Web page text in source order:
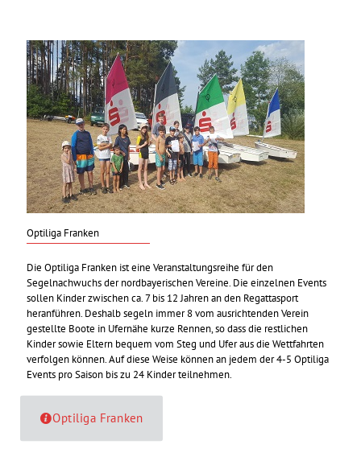
Optiliga Franken
Die Optiliga Franken ist eine Veranstaltungsreihe für den
Segelnachwuchs der nordbayerischen Vereine. Die einzelnen Events
sollen Kinder zwischen ca. 7 bis 12 Jahren an den Regattasport
heranführen. Deshalb segeln immer 8 vom ausrichtenden Verein
gestellte Boote in Ufernähe kurze Rennen, so dass die restlichen
Kinder sowie Eltern bequem vom Steg und Ufer aus die Wettfahrten
verfolgen können. Auf diese Weise können an jedem der 4-5 Optiliga
Events pro Saison bis zu 24 Kinder teilnehmen.
Optiliga Franken